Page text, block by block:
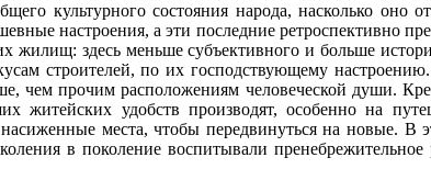
культурного состояния народа, насколько оно
настроения, а эти последние ретроспективно
здесь меньше субъективного и больше
строителей, по их господствующему
чем прочим расположениям человеческой души.
житейских удобств производят, особенно на
места, чтобы передвинуться на новые. В
в поколение воспитывали